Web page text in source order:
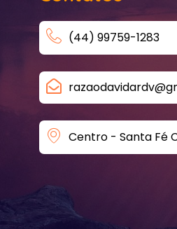
(44) 99759-1283
Centro - Santa Fé